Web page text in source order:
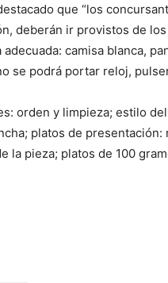
que “los
deberán ir provistos de
camisa blanca,
se podrá portar reloj,
orden y limpieza; estilo
platos de presentación:
la pieza; platos de 100